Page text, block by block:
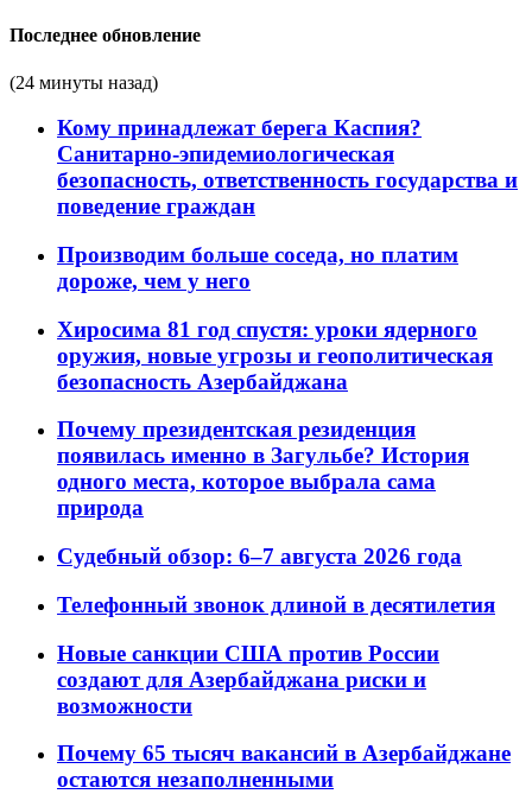
Последнее обновление
(24 минуты назад)
Кому принадлежат берега Каспия?
Санитарно-эпидемиологическая
безопасность, ответственность государства и
поведение граждан
Производим больше соседа, но платим
дороже, чем у него
Хиросима 81 год спустя: уроки ядерного
оружия, новые угрозы и геополитическая
безопасность Азербайджана
Почему президентская резиденция
появилась именно в Загульбе? История
одного места, которое выбрала сама
природа
Судебный обзор: 6–7 августа 2026 года
Телефонный звонок длиной в десятилетия
Новые санкции США против России
создают для Азербайджана риски и
возможности
Почему 65 тысяч вакансий в Азербайджане
остаются незаполненными